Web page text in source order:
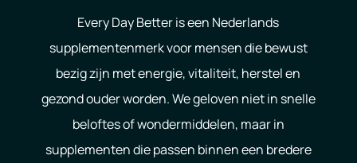
Every Day Better is een Nederlands
supplementenmerk voor mensen die bewust
bezig zijn met energie, vitaliteit, herstel en
gezond ouder worden. We geloven niet in snelle
beloftes of wondermiddelen, maar in
supplementen die passen binnen een bredere